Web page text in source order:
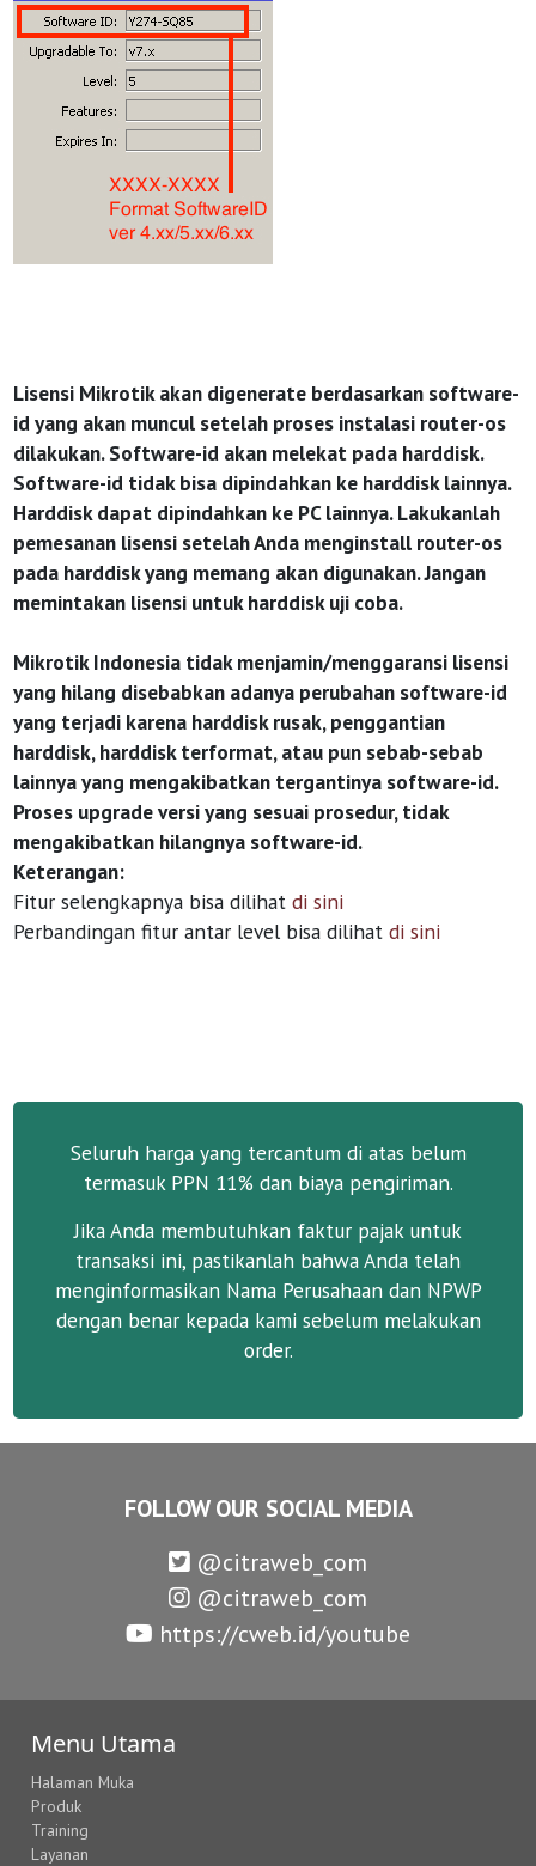
Lisensi Mikrotik akan digenerate berdasarkan software-
id yang akan muncul setelah proses instalasi router-os
dilakukan. Software-id akan melekat pada harddisk.
Software-id tidak bisa dipindahkan ke harddisk lainnya.
Harddisk dapat dipindahkan ke PC lainnya. Lakukanlah
pemesanan lisensi setelah Anda menginstall router-os
pada harddisk yang memang akan digunakan. Jangan
memintakan lisensi untuk harddisk uji coba.
Mikrotik Indonesia tidak menjamin/menggaransi lisensi
yang hilang disebabkan adanya perubahan software-id
yang terjadi karena harddisk rusak, penggantian
harddisk, harddisk terformat, atau pun sebab-sebab
lainnya yang mengakibatkan tergantinya software-id.
Proses upgrade versi yang sesuai prosedur, tidak
mengakibatkan hilangnya software-id.
Keterangan:
Fitur selengkapnya bisa dilihatdi sini
Perbandingan fitur antar level bisa dilihatdi sini
Seluruh harga yang tercantum di atas belum
termasuk PPN 11% dan biaya pengiriman.
Jika Anda membutuhkan faktur pajak untuk
transaksi ini, pastikanlah bahwa Anda telah
menginformasikan Nama Perusahaan dan NPWP
dengan benar kepada kami sebelum melakukan
order.
FOLLOW OUR SOCIAL MEDIA
@citraweb_com
@citraweb_com
https://cweb.id/youtube
Menu Utama
Halaman Muka
Produk
Training
Layanan